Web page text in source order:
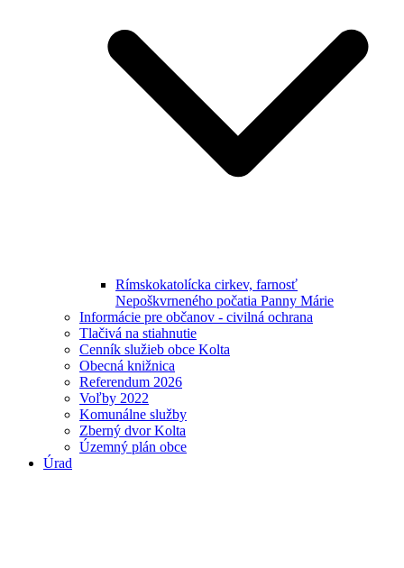
Rímskokatolícka cirkev, farnosť
Nepoškvrneného počatia Panny Márie
Informácie pre občanov - civilná ochrana
Tlačivá na stiahnutie
Cenník služieb obce Kolta
Obecná knižnica
Referendum 2026
Voľby 2022
Komunálne služby
Zberný dvor Kolta
Územný plán obce
Úrad